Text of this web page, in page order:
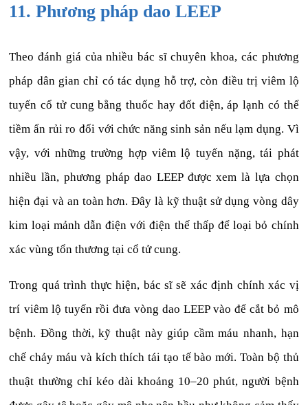
11. Phương pháp dao LEEP
Theo đánh giá của nhiều bác sĩ chuyên khoa, các phương
pháp dân gian chỉ có tác dụng hỗ trợ, còn điều trị viêm lộ
tuyến cổ tử cung bằng thuốc hay đốt điện, áp lạnh có thể
tiềm ẩn rủi ro đối với chức năng sinh sản nếu lạm dụng. Vì
vậy, với những trường hợp viêm lộ tuyến nặng, tái phát
nhiều lần, phương pháp dao LEEP được xem là lựa chọn
hiện đại và an toàn hơn. Đây là kỹ thuật sử dụng vòng dây
kim loại mảnh dẫn điện với điện thế thấp để loại bỏ chính
xác vùng tổn thương tại cổ tử cung.
Trong quá trình thực hiện, bác sĩ sẽ xác định chính xác vị
trí viêm lộ tuyến rồi đưa vòng dao LEEP vào để cắt bỏ mô
bệnh. Đồng thời, kỹ thuật này giúp cầm máu nhanh, hạn
chế chảy máu và kích thích tái tạo tế bào mới. Toàn bộ thủ
thuật thường chỉ kéo dài khoảng 10–20 phút, người bệnh